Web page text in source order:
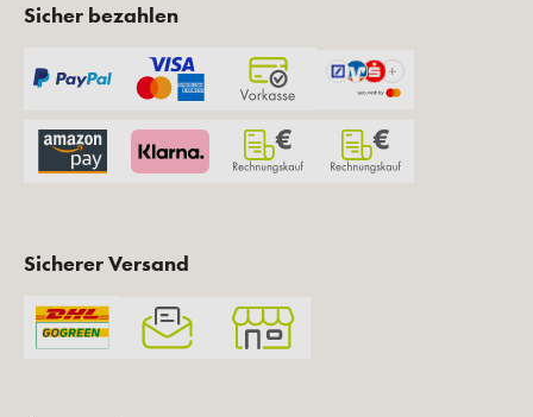
Sicher bezahlen
Sicherer Versand